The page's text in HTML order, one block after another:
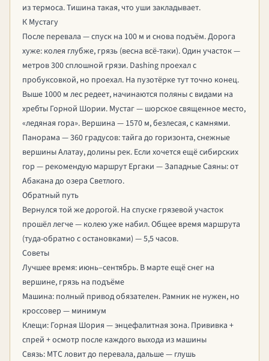
из термоса. Тишина такая, что уши закладывает.
К Мустагу
После перевала — спуск на 100 м и снова подъём. Дорога
хуже: колея глубже, грязь (весна всё-таки). Один участок —
метров 300 сплошной грязи. Dashing проехал с
пробуксовкой, но проехал. На пузотёрке тут точно конец.
Выше 1000 м лес редеет, начинаются поляны с видами на
хребты Горной Шории. Мустаг — шорское священное место,
«ледяная гора». Вершина — 1570 м, безлесая, с камнями.
Панорама — 360 градусов: тайга до горизонта, снежные
вершины Алатау, долины рек. Если хочется ещё сибирских
гор — рекомендую маршрут Ергаки — Западные Саяны: от
Абакана до озера Светлого.
Обратный путь
Вернулся той же дорогой. На спуске грязевой участок
прошёл легче — колею уже набил. Общее время маршрута
(туда-обратно с остановками) — 5,5 часов.
Советы
Лучшее время: июнь–сентябрь. В марте ещё снег на
вершине, грязь на подъёме
Машина: полный привод обязателен. Рамник не нужен, но
кроссовер — минимум
Клещи: Горная Шория — энцефалитная зона. Прививка +
спрей + осмотр после каждого выхода из машины
Связь: МТС ловит до перевала, дальше — глушь